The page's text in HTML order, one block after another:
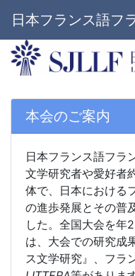
日本フランス語フ
本会のご案内
日本フランス語フラ
文学研究者や愛好者
体で、日本における
の進歩発展とその普
した。全国大会を年
は、大会での研究成
ス文学研究』、フラ